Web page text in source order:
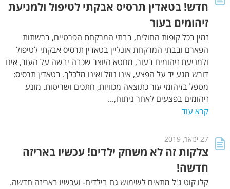
חדש! בטאדין תרסיס אבקתי לטיפול ולמניעת
זיהומים בעור
זמין בכל קופות החולים, בבתי המרקחת הפרטיים, ברשתות
הפארם ובבתי המרקחת אונליין בטאדין תרסיס אבקתי לטיפול
ולמניעת זיהומים בעור, מחטא היוצר שכבה יבשה על העור, אינו
דורש מגע יד על הפצע, אינו נוזל ואינו מלכלך. בטאדין תרסיס:
מטפל בזיהומי עור כתוצאה מכוויות, חתכים ושריטות. מונע
זיהומים בפצעים לאחר ניתוח,...
קרא עוד
27 ינואר, 2019
צלקות זה לא משחק ילדים! עכשיו באריזה
חדשה!
קלו קוט ג'ל מתאים לשימוש גם בילדים- ועכשיו באריזה חדשה.